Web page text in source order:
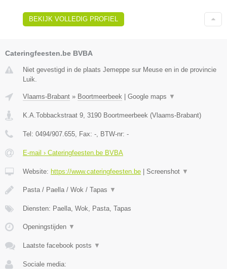
BEKIJK VOLLEDIG PROFIEL
Cateringfeesten.be BVBA
Niet gevestigd in de plaats Jemeppe sur Meuse en in de provincie
Luik.
Vlaams-Brabant » Boortmeerbeek Google maps ▼
K.A.Tobbackstraat 9 3190 Boortmeerbeek (Vlaams-Brabant)
Tel: 0494/907.655 , Fax: - , BTW-nr: -
E-mail › Cateringfeesten.be BVBA
Website: https://www.cateringfeesten.be Screenshot ▼
Pasta / Paella / Wok / Tapas ▼
Diensten: Paella, Wok, Pasta, Tapas
Openingstijden ▼
Laatste facebook posts ▼
Sociale media: